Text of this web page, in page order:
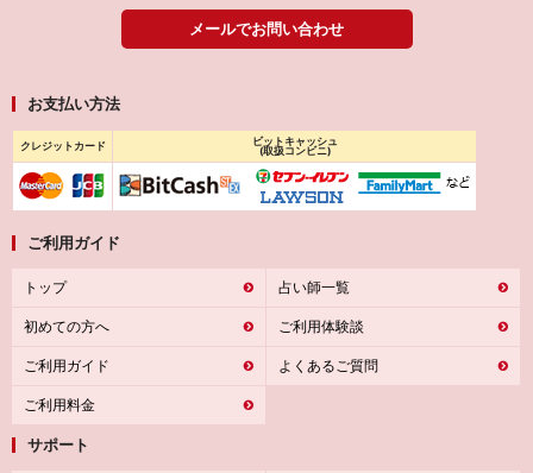
メールでお問い合わせ
お支払い方法
クレジットカード
ビットキャッシュ
(取扱コンビニ)
ご利用ガイド
トップ
初めての方へ
ご利用ガイド
ご利用料金
占い師一覧
ご利用体験談
よくあるご質問
サポート